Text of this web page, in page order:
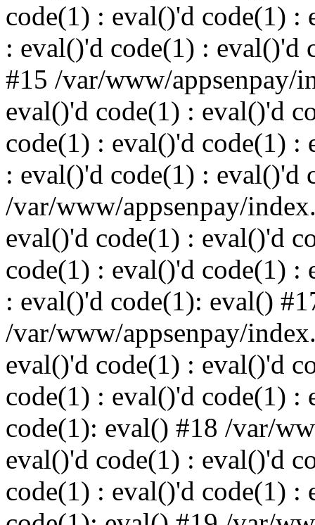
code(1) : eval()'d code(1) :
: eval()'d code(1) : eval()'d
#15 /var/www/appsenpay/
eval()'d code(1) : eval()'d
code(1) : eval()'d code(1) :
: eval()'d code(1) : eval()'d
/var/www/appsenpay/
eval()'d code(1) : eval()'d
code(1) : eval()'d code(1) :
: eval()'d code(1): eval()
/var/www/appsenpay/
eval()'d code(1) : eval()'d
code(1) : eval()'d code(1) :
code(1): eval() #18 /var/
eval()'d code(1) : eval()'d
code(1) : eval()'d code(1) :